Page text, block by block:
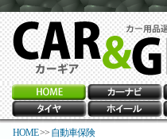
HOME>> 自動車保険